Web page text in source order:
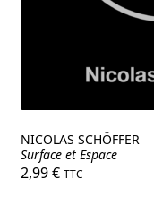
NICOLAS SCHÖFFER
Surface et Espace
2,99€ TTC